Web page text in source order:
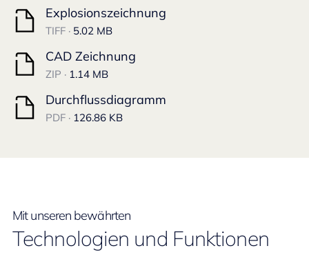
Explosionszeichnung
TIFF · 5.02 MB
CAD Zeichnung
ZIP · 1.14 MB
Durchflussdiagramm
PDF · 126.86 KB
Mit unseren bewährten
Technologien und Funktionen